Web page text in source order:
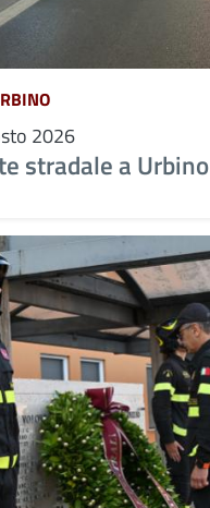
2026
stradale a Urbino